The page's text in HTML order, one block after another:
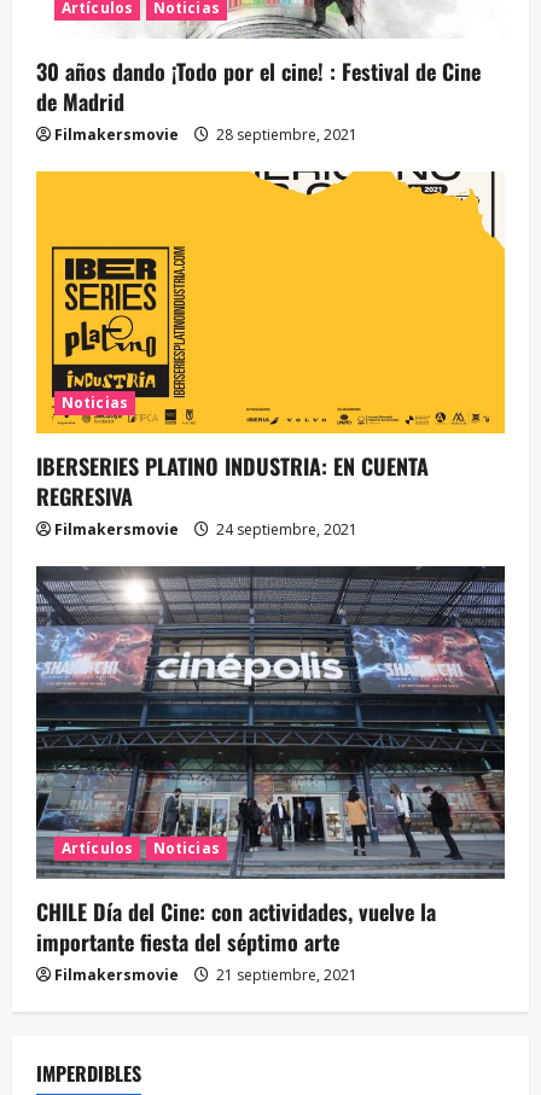
Artículos Noticias
30 años dando ¡Todo por el cine! : Festival de Cine
de Madrid
Filmakersmovie 28 septiembre, 2021
Noticias
IBERSERIES PLATINO INDUSTRIA: EN CUENTA
REGRESIVA
Filmakersmovie 24 septiembre, 2021
Artículos Noticias
CHILE Día del Cine: con actividades, vuelve la
importante fiesta del séptimo arte
Filmakersmovie 21 septiembre, 2021
IMPERDIBLES